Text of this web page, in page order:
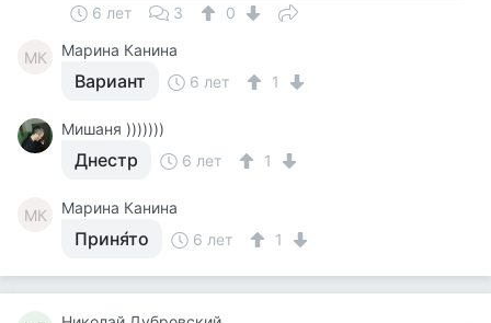
6 лет 3 0
МК Марина Канина
Вариант 6 лет 1
Мишаня )))))))
Днестр 6 лет 1
МК Марина Канина
Приня́то 6 лет 1